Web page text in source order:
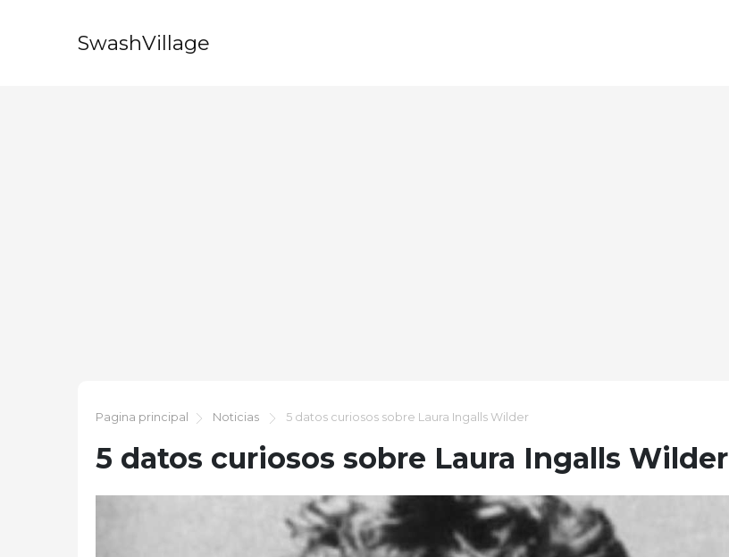
SwashVillage
Pagina principal Noticias 5 datos curiosos sobre Laura Ingalls Wilder
5 datos curiosos sobre Laura Ingalls Wilder